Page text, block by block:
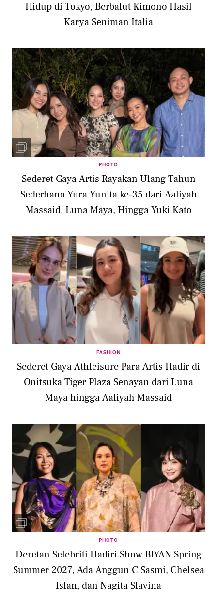
Hidup di Tokyo, Berbalut Kimono Hasil
Karya Seniman Italia
PHOTO
Sederet Gaya Artis Rayakan Ulang Tahun
Sederhana Yura Yunita ke-35 dari Aaliyah
Massaid, Luna Maya, Hingga Yuki Kato
FASHION
Sederet Gaya Athleisure Para Artis Hadir di
Onitsuka Tiger Plaza Senayan dari Luna
Maya hingga Aaliyah Massaid
PHOTO
Deretan Selebriti Hadiri Show BIYAN Spring
Summer 2027, Ada Anggun C Sasmi, Chelsea
Islan, dan Nagita Slavina